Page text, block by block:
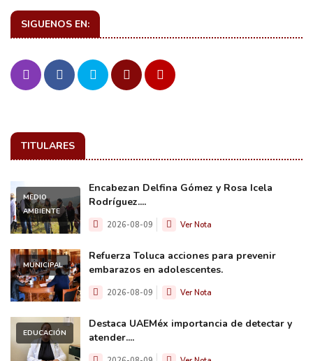
SIGUENOS EN:
TITULARES
MEDIO
AMBIENTE
Encabezan Delfina Gómez y Rosa Icela
Rodríguez....
2026-08-09 Ver Nota
MUNICIPAL
Refuerza Toluca acciones para prevenir
embarazos en adolescentes.
2026-08-09 Ver Nota
EDUCACIÓN
Destaca UAEMéx importancia de detectar y
atender....